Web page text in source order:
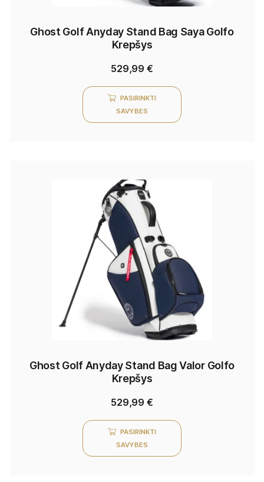
Ghost Golf Anyday Stand Bag Saya Golfo
Krepšys
529,99 €
PASIRINKTI
SAVYBES
Ghost Golf Anyday Stand Bag Valor Golfo
Krepšys
529,99 €
PASIRINKTI
SAVYBES